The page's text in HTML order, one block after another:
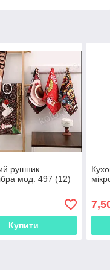
рушник
мод. 497 (12)
Купити